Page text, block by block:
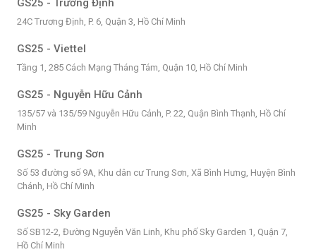
GS25 - Trương Định
24C Trương Định, P. 6, Quận 3, Hồ Chí Minh
GS25 - Viettel
Tầng 1, 285 Cách Mạng Tháng Tám, Quận 10, Hồ Chí Minh
GS25 - Nguyễn Hữu Cảnh
135/57 và 135/59 Nguyễn Hữu Cảnh, P. 22, Quận Bình Thạnh, Hồ Chí
Minh
GS25 - Trung Sơn
Số 53 đường số 9A, Khu dân cư Trung Sơn, Xã Bình Hưng, Huyện Bình
Chánh, Hồ Chí Minh
GS25 - Sky Garden
Số SB12-2, Đường Nguyễn Văn Linh, Khu phố Sky Garden 1, Quận 7,
Hồ Chí Minh